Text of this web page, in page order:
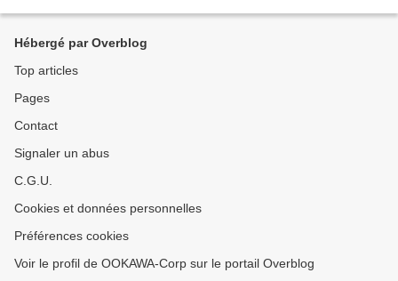
Hébergé par Overblog
Top articles
Pages
Contact
Signaler un abus
C.G.U.
Cookies et données personnelles
Préférences cookies
Voir le profil de OOKAWA-Corp sur le portail Overblog